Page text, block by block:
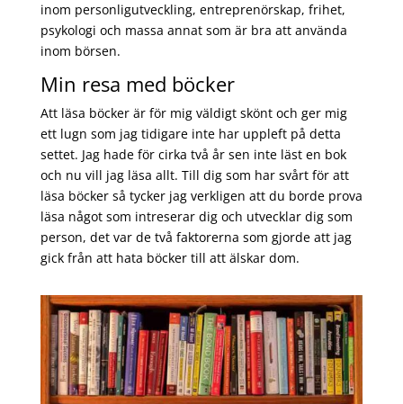
inom personligutveckling, entreprenörskap, frihet,
psykologi och massa annat som är bra att använda
inom börsen.
Min resa med böcker
Att läsa böcker är för mig väldigt skönt och ger mig
ett lugn som jag tidigare inte har uppleft på detta
settet. Jag hade för cirka två år sen inte läst en bok
och nu vill jag läsa allt. Till dig som har svårt för att
läsa böcker så tycker jag verkligen att du borde prova
läsa något som intreserar dig och utvecklar dig som
person, det var de två faktorerna som gjorde att jag
gick från att hata böcker till att älskar dom.